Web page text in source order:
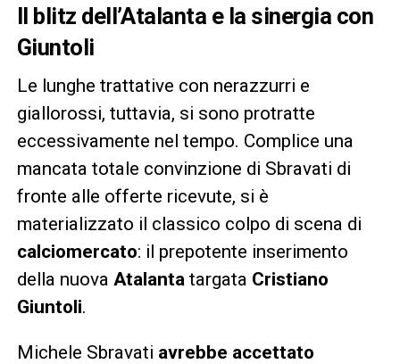
Il blitz dell’Atalanta e la sinergia con
Giuntoli
Le lunghe trattative con nerazzurri e
giallorossi, tuttavia, si sono protratte
eccessivamente nel tempo. Complice una
mancata totale convinzione di Sbravati di
fronte alle offerte ricevute, si è
materializzato il classico colpo di scena di
calciomercato: il prepotente inserimento
della nuova Atalanta targata Cristiano
Giuntoli.
Michele Sbravati avrebbe accettato